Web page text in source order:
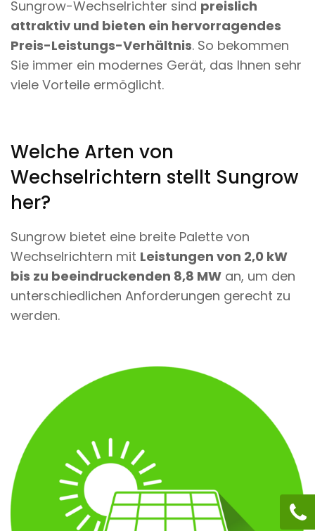
Sungrow-Wechselrichter sind preislich
attraktiv und bieten ein hervorragendes
Preis-Leistungs-Verhältnis. So bekommen
Sie immer ein modernes Gerät, das Ihnen sehr
viele Vorteile ermöglicht.
Welche Arten von
Wechselrichtern stellt Sungrow
her?
Sungrow bietet eine breite Palette von
Wechselrichtern mit Leistungen von 2,0 kW
bis zu beeindruckenden 8,8 MW an, um den
unterschiedlichen Anforderungen gerecht zu
werden.